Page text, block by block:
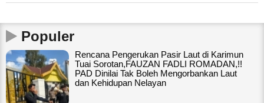
Populer
Rencana Pengerukan Pasir Laut di Karimun
Tuai Sorotan,FAUZAN FADLI ROMADAN,!!
PAD Dinilai Tak Boleh Mengorbankan Laut
dan Kehidupan Nelayan